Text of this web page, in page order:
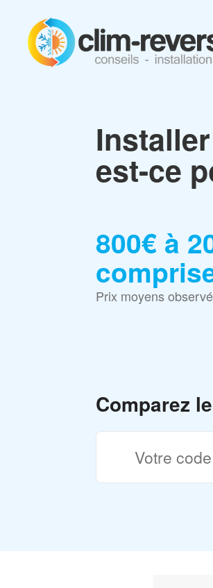
est-ce
800€ à
Prix moyens
Comparez